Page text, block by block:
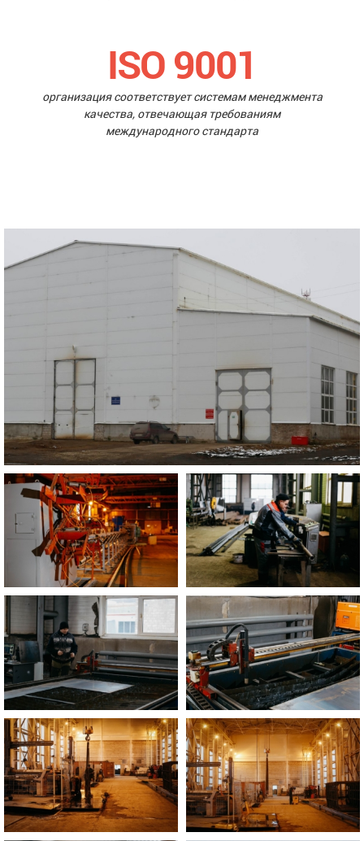
ISO 9001
организация соответствует системам менеджмента
качества, отвечающая требованиям
международного стандарта